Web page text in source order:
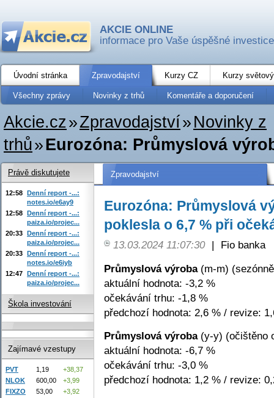
AKCIE ONLINE
informace pro Vaše úspěšné investice
Úvodní stránka Zpravodajství Kurzy CZ Kurzy
Všechny zprávy Novinky z trhů Komentáře a doporučení
Akcie.cz»Zpravodajství» Novinky z
trhů»Eurozóna: Průmyslová
Zpravodajství
Eurozóna: Průmyslová
poklesla o 6,7 % při
13.03.2024 11:07:30 |
Fio banka
Průmyslová výroba(m-m)
aktuální hodnota: -3,2 %
očekávání trhu: -1,8 %
předchozí hodnota: 2,6 % / revize:
Průmyslová výroba(y-y) (očištěno
aktuální hodnota: -6,7 %
očekávání trhu: -3,0 %
předchozí hodnota: 1,2 % / revize:
Právě diskutujete
12:58 Denní report -...:
notes.io/e6ay9
12:58 Denní report -...:
paiza.io/projec...
20:33 Denní report -...:
paiza.io/projec...
20:33 Denní report -...:
notes.io/e6iyb
12:47 Denní report -...:
paiza.io/projec...
Škola investování
Zajímavé vzestupy
PVT 1,19
+38,37
NLOK
600,00
+3,99
FIXZO
53,00
+3,92